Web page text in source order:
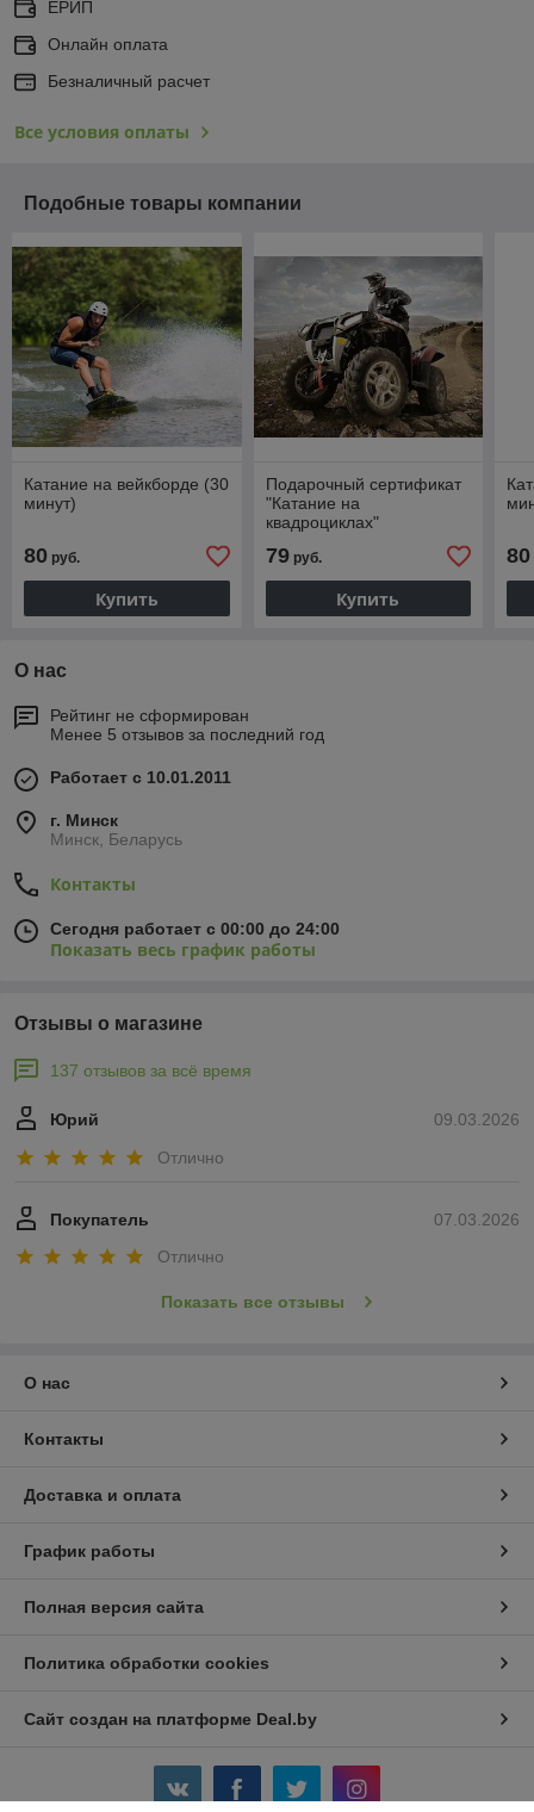
ЕРИП
Онлайн оплата
Безналичный расчет
Все условия оплаты
Подобные товары компании
Катание на вейкборде (30
минут)
80 руб.
Купить
Подарочный сертификат
"Катание на
квадроциклах"
79руб.
Купить
80
О нас
Рейтинг не сформирован
Менее 5 отзывов за последний год
Работает с 10.01.2011
г. Минск
Минск, Беларусь
Контакты
Сегодня работает с 00:00 до 24:00
Показать весь график работы
Отзывы о магазине
137 отзывов за всё время
09.03.2026
Юрий
Отлично
07.03.2026
Покупатель
Отлично
Показать все отзывы
О нас
Контакты
Доставка и оплата
График работы
Полная версия сайта
Политика обработки cookies
Сайт создан на платформе Deal.by